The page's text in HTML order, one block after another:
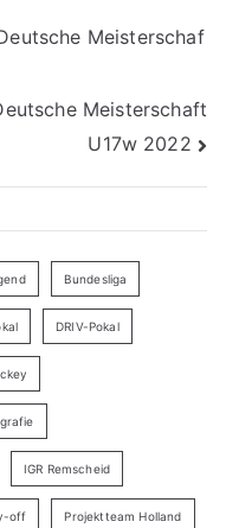
Meisterschaf
Meisterschaft
U17w 2022
Bundesliga
DRIV-Pokal
IGR Remscheid
off Projektteam Holland